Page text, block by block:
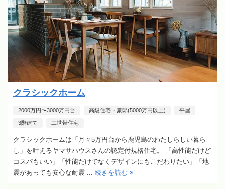
クラシックホーム
2000万円〜3000万円台 高級住宅・豪邸(5000万円以上) 平屋
3階建て 二世帯住宅
クラシックホームは「月々5万円台から鹿児島のわたしらしい暮ら
し」を叶えるヤマサハウスさんの認定付規格住宅。 「高性能だけど
コスパもいい」「性能だけでなくデザインにもこだわりたい」「地
震があっても安心な耐震 ... 続きを読む